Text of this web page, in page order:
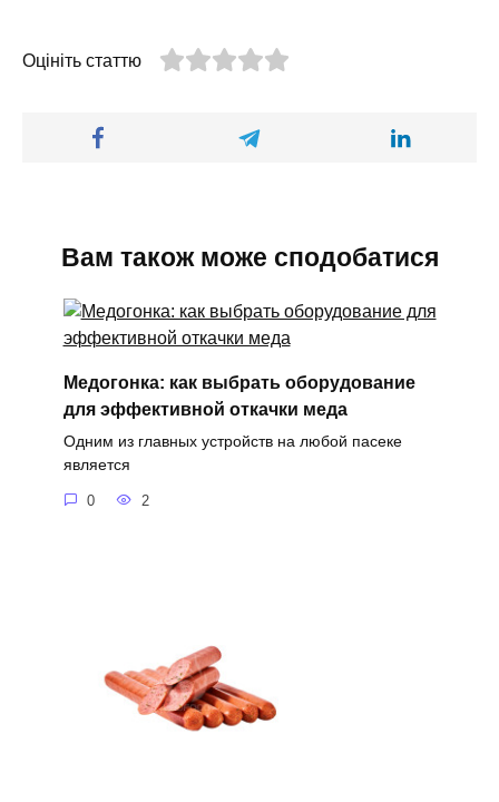
Оцініть статтю
Вам також може сподобатися
Медогонка: как выбрать оборудование
для эффективной откачки меда
Одним из главных устройств на любой пасеке
является
0 2